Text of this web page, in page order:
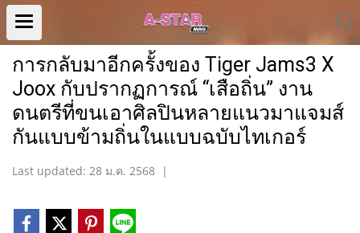
การกลับมาอีกครั้งของ Tiger Jams3 X
Joox กับปรากฏการณ์ “เสือถิ่น” งาน
ดนตรีที่ขนเอาศิลปินหลายแนวมาแจมส์
กันแบบข้ามถิ่นในแบบฉบับไทเกอร์
Last updated: 28 ม.ค. 2568 |